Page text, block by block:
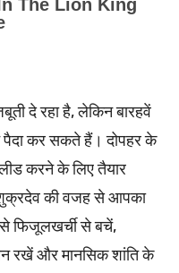
दे रहा है, लेकिन बारहवें
कर सकते हैं। दोपहर के
करने के लिए तैयार
की वजह से आपका
फिजूलखर्ची से बचें,
रखें और मानसिक शांति के